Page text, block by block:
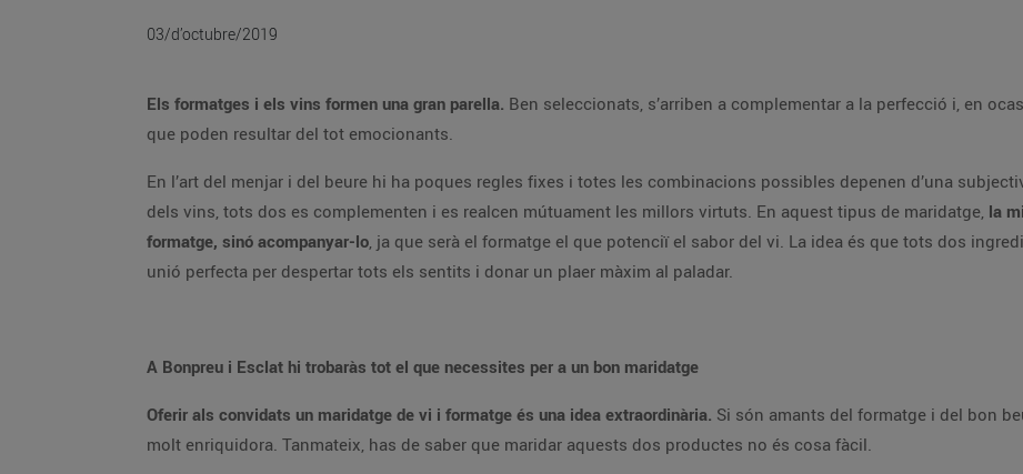
03/d’octubre/2019
Els formatges i els vins formen una gran parella. Ben seleccionats, s’arriben a complementar a la perfecció i, en
que poden resultar del tot emocionants.
En l’art del menjar i del beure hi ha poques regles fixes i totes les combinacions possibles depenen d’una
dels vins, tots dos es complementen i es realcen mútuament les millors virtuts. En aquest tipus de maridatge, la
formatge, sinó acompanyar-lo, ja que serà el formatge el que potenciï el sabor del vi. La idea és que tots dos
unió perfecta per despertar tots els sentits i donar un plaer màxim al paladar.
A Bonpreu i Esclat hi trobaràs tot el que necessites per a un bon maridatge
Oferir als convidats un maridatge de vi i formatge és una idea extraordinària. Si són amants del formatge i del bon
molt enriquidora. Tanmateix, has de saber que maridar aquests dos productes no és cosa fàcil.